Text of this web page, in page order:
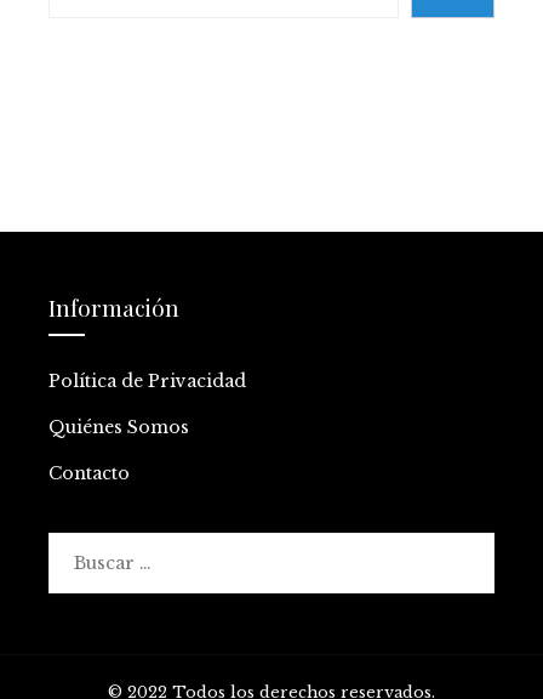
Información
Política de Privacidad
Quiénes Somos
Contacto
© 2022 Todos los derechos reservados.